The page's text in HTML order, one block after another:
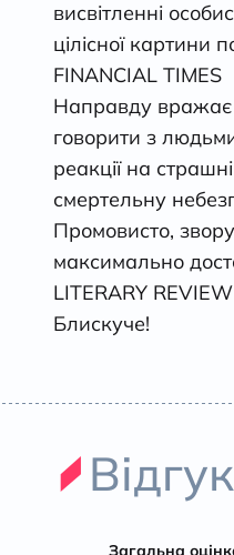
висвітленні
цілісної картини
FINANCIAL TIMES
Направду вражає
говорити з
реакції на
смертельну
Промовисто,
максимально
LITERARY REVIEW
Блискуче!
Загальна